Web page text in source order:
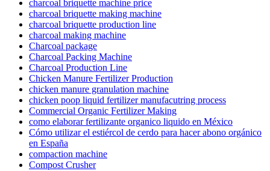
charcoal briquette machine price
charcoal briquette making machine
charcoal briquette production line
charcoal making machine
Charcoal package
Charcoal Packing Machine
Charcoal Production Line
Chicken Manure Fertilizer Production
chicken manure granulation machine
chicken poop liquid fertilizer manufacutring process
Commercial Organic Fertilizer Making
como elaborar fertilizante organico liquido en México
Cómo utilizar el estiércol de cerdo para hacer abono orgánico
en España
compaction machine
Compost Crusher